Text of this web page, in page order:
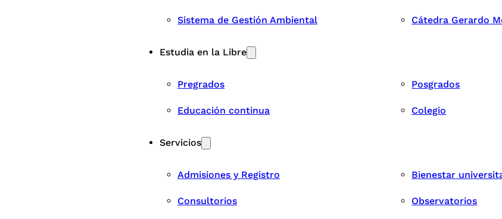
Sistema de Gestión Ambiental Cátedra Gerardo
Estudia en la Libre
Pregrados Posgrados
Educación continua Colegio
Servicios
Admisiones y Registro Bienestar
Consultorios Observatorios